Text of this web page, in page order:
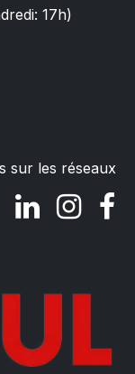
17h)
sur les réseaux